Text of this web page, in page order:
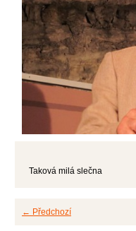
Taková milá slečna
← Předchozí